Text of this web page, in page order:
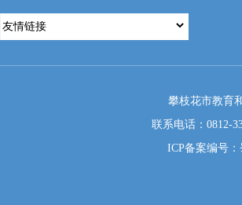
攀枝花市教育
联系电话：0812-
ICP备案编号：